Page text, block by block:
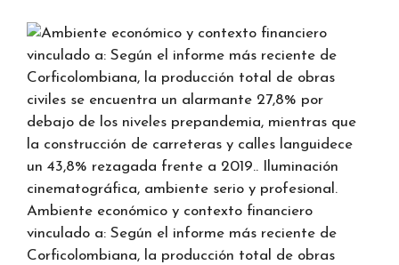
Ambiente económico y contexto financiero
vinculado a: Según el informe más reciente de
Corficolombiana, la producción total de obras